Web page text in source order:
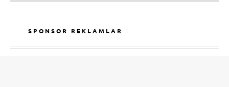
SPONSOR REKLAMLAR